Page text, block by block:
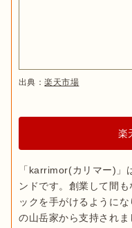
出典：楽天市場
楽
「karrimor(カリマー)」
ンドです。創業して間
ックを手がけるように
の山岳家から支持されま